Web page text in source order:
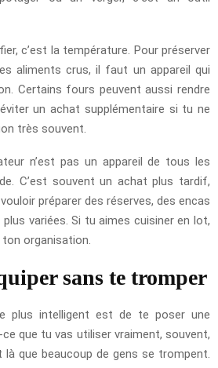
c’est la température. Pour préserver
aliments crus, il faut un appareil qui
Certains fours peuvent aussi rendre
un achat supplémentaire si tu ne
très souvent.
n’est pas un appareil de tous les
C’est souvent un achat plus tardif,
préparer des réserves, des encas
variées. Si tu aimes cuisiner en lot,
organisation.
sans te tromper
plus intelligent est de te poser une
que tu vas utiliser vraiment, souvent,
là que beaucoup de gens se trompent.